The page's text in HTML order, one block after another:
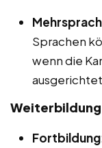
Sprachen
wenn die